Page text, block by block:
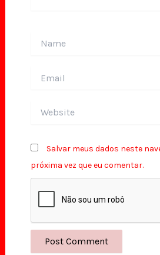
Salvar meus dados neste
próxima vez que eu comentar.